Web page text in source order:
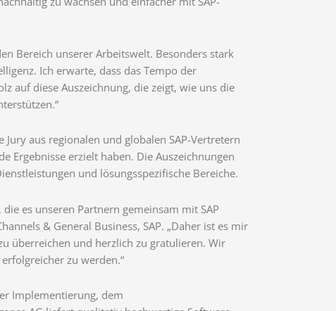
Bereich unserer Arbeitswelt. Besonders stark
Ich erwarte, dass das Tempo der
auf diese Auszeichnung, die zeigt, wie uns die
aus regionalen und globalen SAP-Vertretern
Ergebnisse erzielt haben. Die Auszeichnungen
und lösungsspezifische Bereiche.
es unseren Partnern gemeinsam mit SAP
& General Business, SAP. „Daher ist es mir
überreichen und herzlich zu gratulieren. Wir
zu werden.“
Implementierung, dem